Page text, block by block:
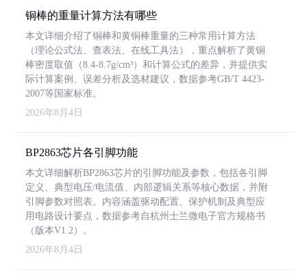
铜棒的重量计算方法有哪些
本文详细介绍了铜棒和黄铜棒重量的三种常用计算方法
（理论公式法、查表法、在线工具法），重点解析了黄铜
棒密度取值（8.4-8.7g/cm³）和计算公式的差异，并提供实
际计算案例、误差分析及选材建议，数据参考GB/T 4423-
2007等国家标准。
2026年8月4日
BP2863芯片各引脚功能
本文详细解析BP2863芯片的引脚功能及参数，包括各引脚
定义、典型电压/电流值、内部逻辑关系等核心数据，并附
引脚参数对照表。内容涵盖驱动配置、保护机制及典型应
用电路设计要点，数据参考自杭州士兰微电子官方规格书
（版本V1.2）。
2026年8月4日